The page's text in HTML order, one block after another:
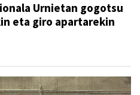
Urnietan gogotsu
eta giro apartarekin